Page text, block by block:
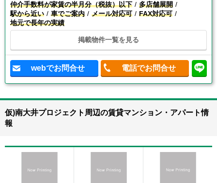
仲介手数料が家賃の半月分（税抜）以下
多店舗展開
駅から近い
車でご案内 メール対応可
FAX対応可
地元で長年の実績
掲載物件一覧を見る
webでお問合せ 電話でお問合せ
仮)南大井プロジェクト周辺の賃貸マンション・アパート情
報